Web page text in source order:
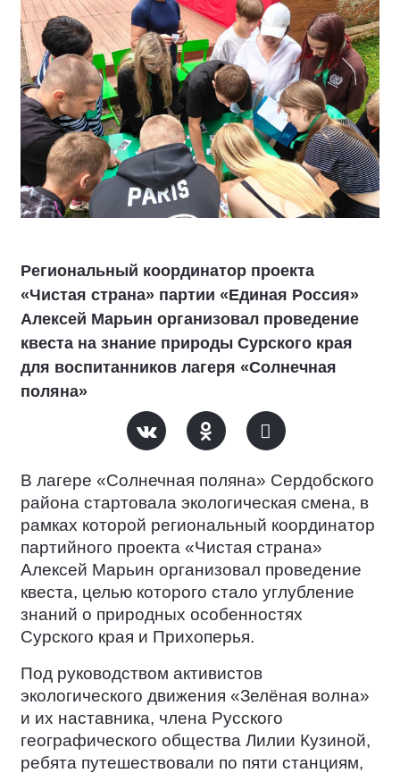
Региональный координатор проекта
«Чистая страна» партии «Единая Россия»
Алексей Марьин организовал проведение
квеста на знание природы Сурского края
для воспитанников лагеря «Солнечная
поляна»
В лагере «Солнечная поляна» Сердобского
района стартовала экологическая смена, в
рамках которой региональный координатор
партийного проекта «Чистая страна»
Алексей Марьин организовал проведение
квеста, целью которого стало углубление
знаний о природных особенностях
Сурского края и Прихоперья.
Под руководством активистов
экологического движения «Зелёная волна»
и их наставника, члена Русского
географического общества Лилии Кузиной,
ребята путешествовали по пяти станциям,